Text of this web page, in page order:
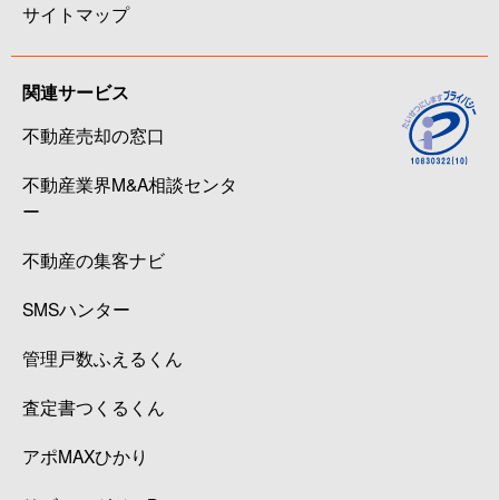
サイトマップ
関連サービス
不動産売却の窓口
不動産業界M&A相談センタ
ー
不動産の集客ナビ
SMSハンター
管理戸数ふえるくん
査定書つくるくん
アポMAXひかり